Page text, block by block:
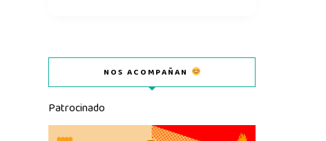
NOS ACOMPAÑAN
Patrocinado